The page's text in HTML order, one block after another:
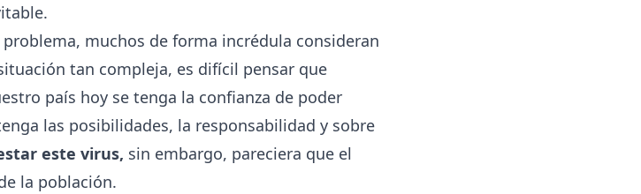
muchos de forma incrédula consideran
tan compleja, es difícil pensar que
país hoy se tenga la confianza de poder
las posibilidades, la responsabilidad y sobre
este virus, sin embargo, pareciera que el
la población.